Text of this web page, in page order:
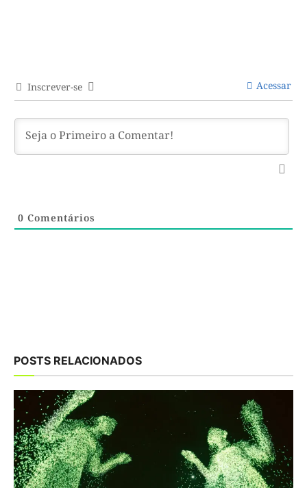
Inscrever-se Acessar
0 Comentários
POSTS RELACIONADOS